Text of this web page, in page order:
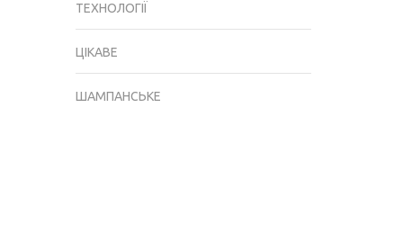
ТЕХНОЛОГІЇ
ЦІКАВЕ
ШАМПАНСЬКЕ